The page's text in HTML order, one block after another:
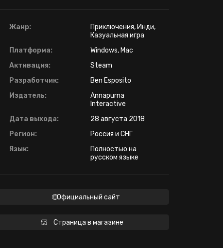
Жанр:
Приключения, Инди,
Казуальная игра
Платформа:
Windows, Mac
Активация:
Steam
Разработчик:
Ben Esposito
Издатель:
Annapurna
Interactive
Дата выхода:
28 августа 2018
Регион:
Россия и СНГ
Язык:
Полностью на
русском языке
Официальный сайт
Страница в магазине